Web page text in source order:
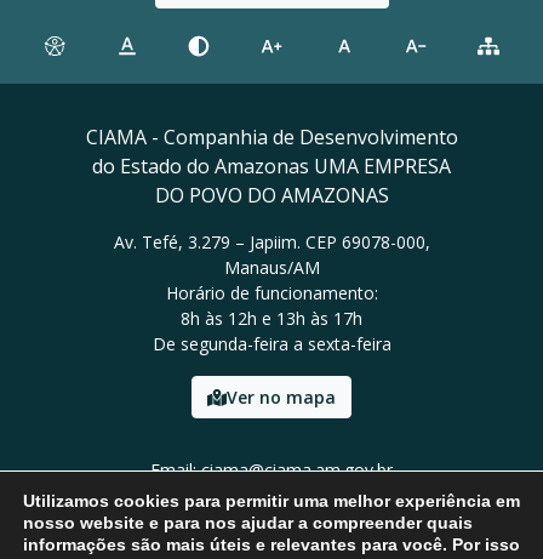
CIAMA - Companhia de Desenvolvimento
do Estado do Amazonas UMA EMPRESA
DO POVO DO AMAZONAS
Av. Tefé, 3.279 – Japiim. CEP 69078-000,
Manaus/AM
Horário de funcionamento:
8h às 12h e 13h às 17h
De segunda-feira a sexta-feira
Ver no mapa
Email: ciama@ciama.am.gov.br
Tel: (92) 2123 9999
Utilizamos cookies para permitir uma melhor experiência em
nosso website e para nos ajudar a compreender quais
informações são mais úteis e relevantes para você. Por isso